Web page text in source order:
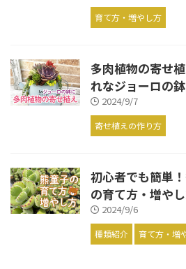
育て方・増やし方
多肉植物の寄せ
れなジョーロの鉢
2024/9/7
寄せ植えの作り方
初心者でも簡単
の育て方・増や
2024/9/6
種類紹介 育て方・増